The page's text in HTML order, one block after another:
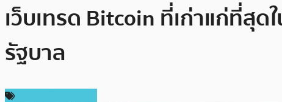
เว็บเทรด Bitcoin ที่เก่าแก่ที่สุ
รัฐบาล